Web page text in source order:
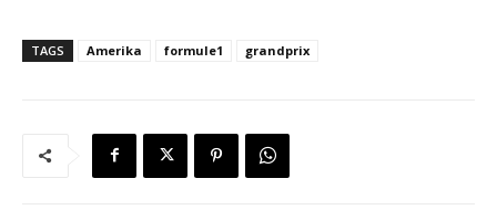
TAGS Amerika formule1 grandprix